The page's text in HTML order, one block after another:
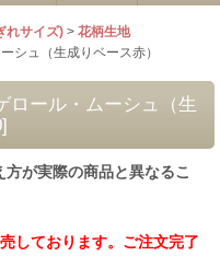
れサイズ) > 花柄生地
シュ（生成りベース赤）
ロール・ムーシュ（生
]
が実際の商品と異なるこ
しております。ご注文完了